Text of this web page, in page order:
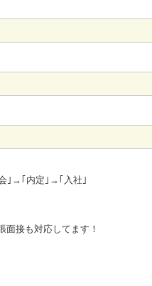
｣→｢内定｣→｢入社｣
面接も対応してます！